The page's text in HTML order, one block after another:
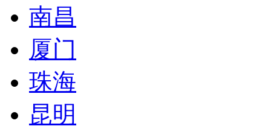
南昌
厦门
珠海
昆明